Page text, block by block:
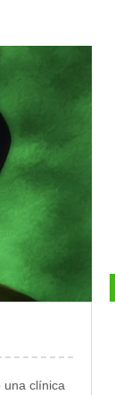
una clínica